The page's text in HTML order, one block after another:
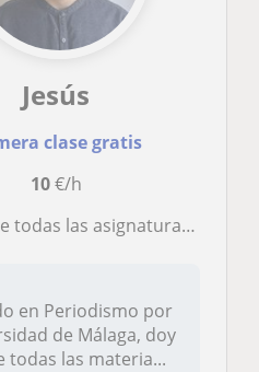
Jesús
clase gratis
10€/h
las asignaturas hasta 2º de ESO
en Periodismo por
de Málaga, doy
todas las materia...